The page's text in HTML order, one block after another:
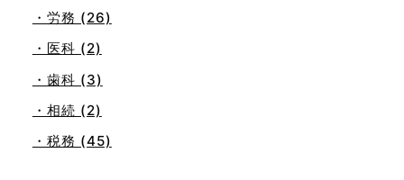
・労務 (26)
・医科 (2)
・歯科 (3)
・相続 (2)
・税務 (45)